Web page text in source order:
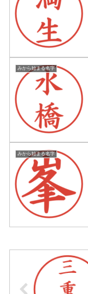
みから始まる名字
みから始まる名字